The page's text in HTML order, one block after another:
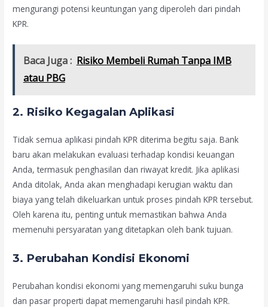
mengurangi potensi keuntungan yang diperoleh dari pindah
KPR.
Baca Juga : Risiko Membeli Rumah Tanpa IMB
atau PBG
2. Risiko Kegagalan Aplikasi
Tidak semua aplikasi pindah KPR diterima begitu saja. Bank
baru akan melakukan evaluasi terhadap kondisi keuangan
Anda, termasuk penghasilan dan riwayat kredit. Jika aplikasi
Anda ditolak, Anda akan menghadapi kerugian waktu dan
biaya yang telah dikeluarkan untuk proses pindah KPR tersebut.
Oleh karena itu, penting untuk memastikan bahwa Anda
memenuhi persyaratan yang ditetapkan oleh bank tujuan.
3. Perubahan Kondisi Ekonomi
Perubahan kondisi ekonomi yang memengaruhi suku bunga
dan pasar properti dapat memengaruhi hasil pindah KPR.